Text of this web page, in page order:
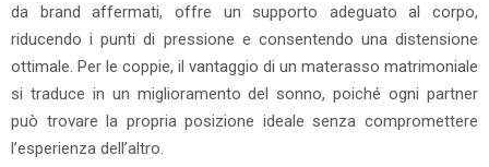
da brand affermati, offre un supporto adeguato al corpo,
riducendo i punti di pressione e consentendo una distensione
ottimale. Per le coppie, il vantaggio di un materasso matrimoniale
si traduce in un miglioramento del sonno, poiché ogni partner
può trovare la propria posizione ideale senza compromettere
l’esperienza dell’altro.